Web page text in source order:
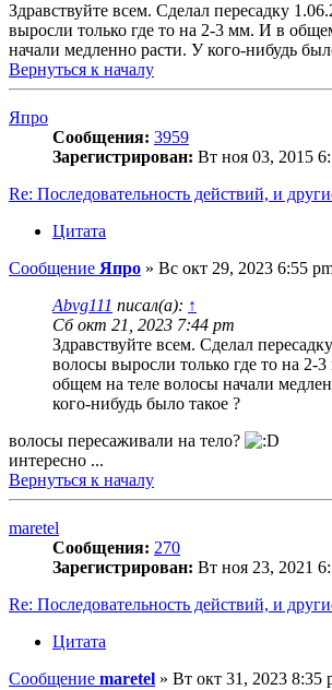
Здравствуйте всем. Сделал пересадку
выросли только где то на 2-3 мм. И в
начали медленно расти. У кого-нибудь
Вернуться к началу
Япро
Сообщения: 3959
Зарегистрирован: Вт ноя 03, 2015
Re: Последовательность действий, и
Цитата
Сообщение Япро » Вс окт 29, 2023 6:55
Abvg111 писал(а): ↑
Сб окт 21, 2023 7:44 pm
Здравствуйте всем. Сделал
волосы выросли только где то на 2-
общем на теле волосы начали
кого-нибудь было такое ?
волосы пересаживали на тело?
интересно ...
Вернуться к началу
maretel
Сообщения: 270
Зарегистрирован: Вт ноя 23, 2021
Re: Последовательность действий, и
Цитата
Сообщение maretel » Вт окт 31, 2023 8:35